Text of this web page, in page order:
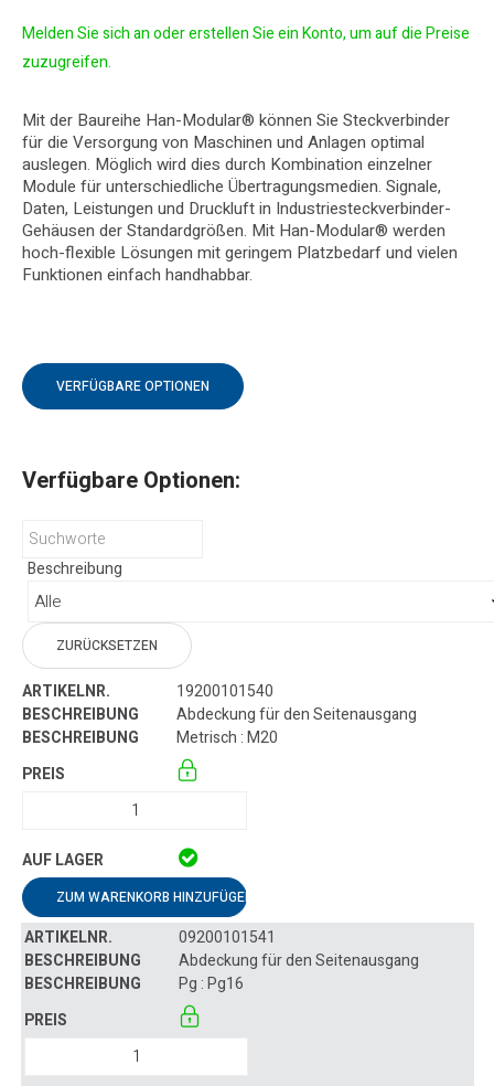
Melden Sie sich an oder erstellen Sie ein Konto, um auf die Preise
zuzugreifen.
Mit der Baureihe Han-Modular® können Sie Steckverbinder
für die Versorgung von Maschinen und Anlagen optimal
auslegen. Möglich wird dies durch Kombination einzelner
Module für unterschiedliche Übertragungsmedien. Signale,
Daten, Leistungen und Druckluft in Industriesteckverbinder-
Gehäusen der Standardgrößen. Mit Han-Modular® werden
hoch-flexible Lösungen mit geringem Platzbedarf und vielen
Funktionen einfach handhabbar.
VERFÜGBARE OPTIONEN
Verfügbare Optionen:
Beschreibung
ZURÜCKSETZEN
19200101540
Abdeckung für den Seitenausgang
Metrisch : M20
ZUM WARENKORB HINZUFÜGEN
09200101541
Abdeckung für den Seitenausgang
Pg : Pg16